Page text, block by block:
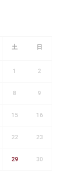
土 日
1 2
8 9
15 16
22 23
29 30